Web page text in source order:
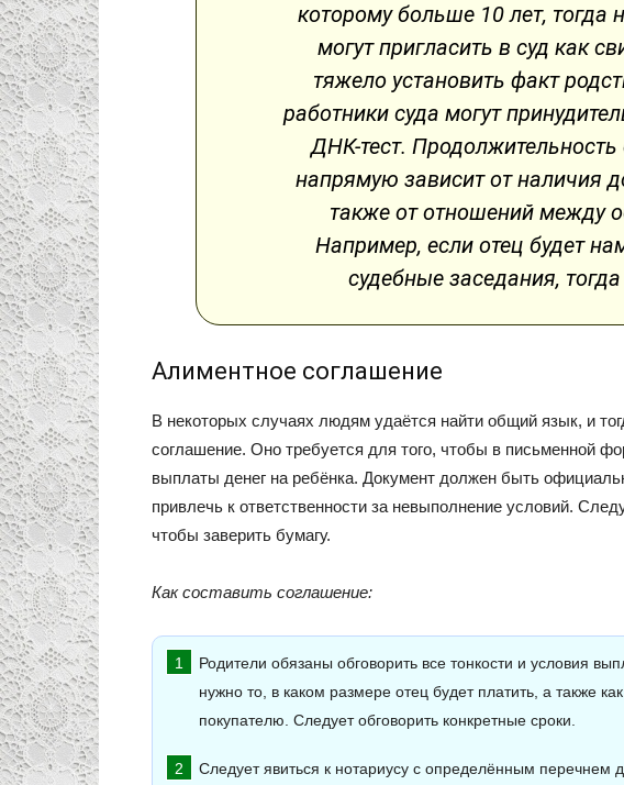
которому больше 10 лет, тогда
могут пригласить в суд как
тяжело установить факт
работники суда могут
ДНК-тест. Продолжительность
напрямую зависит от наличия
также от отношений между
Например, если отец будет
судебные заседания,
Алиментное соглашение
В некоторых случаях людям удаётся найти общий язык, и
соглашение. Оно требуется для того, чтобы в письменной
выплаты денег на ребёнка. Документ должен быть
привлечь к ответственности за невыполнение условий.
чтобы заверить бумагу.
Как составить соглашение:
Родители обязаны обговорить все тонкости и условия
нужно то, в каком размере отец будет платить, а также
покупателю. Следует обговорить конкретные сроки.
Следует явиться к нотариусу с определённым перечнем